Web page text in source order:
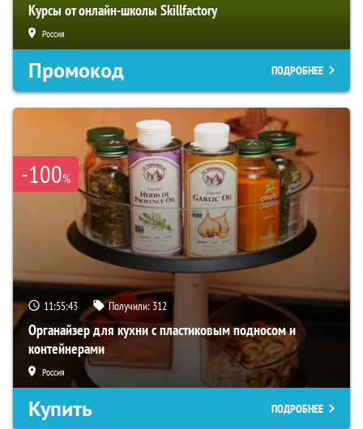
Курсы от онлайн-школы Skillfactory
Россия
Промокод ПОДРОБНЕЕ
-100%
11:55:41 Получили: 312
Органайзер для кухни с пластиковым подносом и
контейнерами
Россия
Купить ПОДРОБНЕЕ